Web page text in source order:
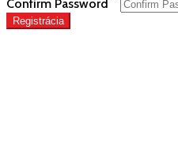
Confirm Password
Registrácia